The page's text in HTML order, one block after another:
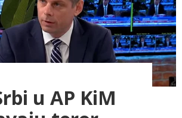
u AP KiM